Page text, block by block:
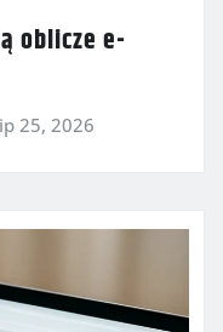
oblicze e-
25, 2026